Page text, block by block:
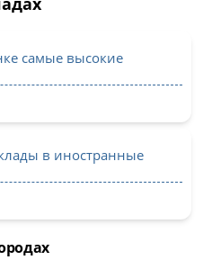
самые высокие
в иностранные